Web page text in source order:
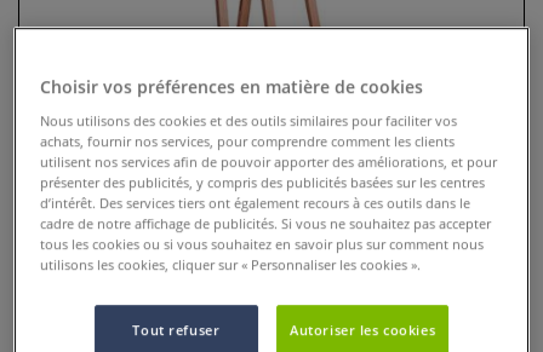
Choisir vos préférences en matière de cookies
Nous utilisons des cookies et des outils similaires pour faciliter vos
achats, fournir nos services, pour comprendre comment les clients
utilisent nos services afin de pouvoir apporter des améliorations, et pour
présenter des publicités, y compris des publicités basées sur les centres
d’intérêt. Des services tiers ont également recours à ces outils dans le
cadre de notre affichage de publicités. Si vous ne souhaitez pas accepter
tous les cookies ou si vous souhaitez en savoir plus sur comment nous
utilisons les cookies, cliquer sur « Personnaliser les cookies ».
Tout refuser Autoriser les cookies